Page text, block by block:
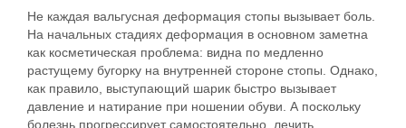
Не каждая вальгусная деформация стопы вызывает боль.
На начальных стадиях деформация в основном заметна
как косметическая проблема: видна по медленно
растущему бугорку на внутренней стороне стопы. Однако,
как правило, выступающий шарик быстро вызывает
давление и натирание при ношении обуви. А поскольку
болезнь прогрессирует самостоятельно, лечить